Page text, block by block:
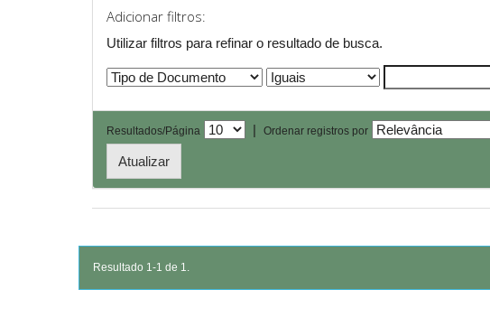
Adicionar filtros:
Utilizar filtros para refinar o resultado de busca.
Resultados/Página | Ordenar registros por
Resultado 1-1 de 1.